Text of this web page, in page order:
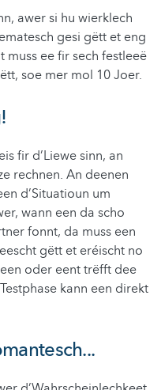
awer si hu wierklech
gesi gëtt et eng
ee fir sech festleeë
soe mer mol 10 Joer.
fir d’Liewe sinn, an
rechnen. An deenen
d’Situatioun um
wann een da scho
fonnt, da muss een
gëtt et eréischt no
oder eent trëfft dee
kann een direkt